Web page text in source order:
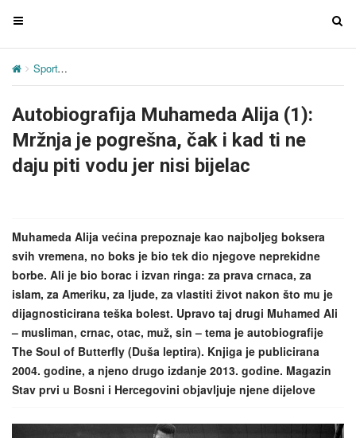
T
g
e
n
v
a
i
o
n
T
n
Sport
Autobiografija Muhameda Alija (1):
Mržnja je pogrešna, čak i kad ti ne
daju piti vodu jer nisi bijelac
Muhameda Alija većina prepoznaje kao najboljeg boksera
svih vremena, no boks je bio tek dio njegove neprekidne
borbe. Ali je bio borac i izvan ringa: za prava crnaca, za
islam, za Ameriku, za ljude, za vlastiti život nakon što mu je
dijagnosticirana teška bolest. Upravo taj drugi Muhamed Ali
– musliman, crnac, otac, muž, sin – tema je autobiografije
The Soul of Butterfly (Duša leptira). Knjiga je publicirana
2004. godine, a njeno drugo izdanje 2013. godine. Magazin
Stav prvi u Bosni i Hercegovini objavljuje njene dijelove